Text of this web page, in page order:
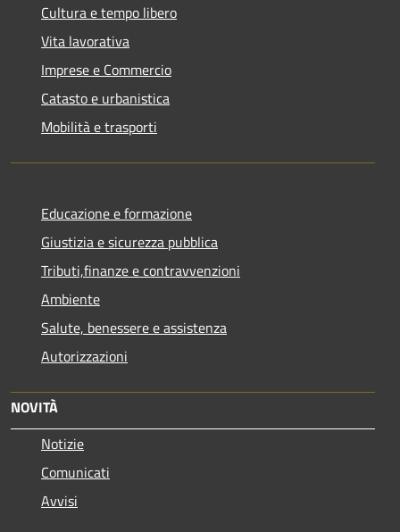
Cultura e tempo libero
Vita lavorativa
Imprese e Commercio
Catasto e urbanistica
Mobilità e trasporti
Educazione e formazione
Giustizia e sicurezza pubblica
Tributi,finanze e contravvenzioni
Ambiente
Salute, benessere e assistenza
Autorizzazioni
NOVITÀ
Notizie
Comunicati
Avvisi